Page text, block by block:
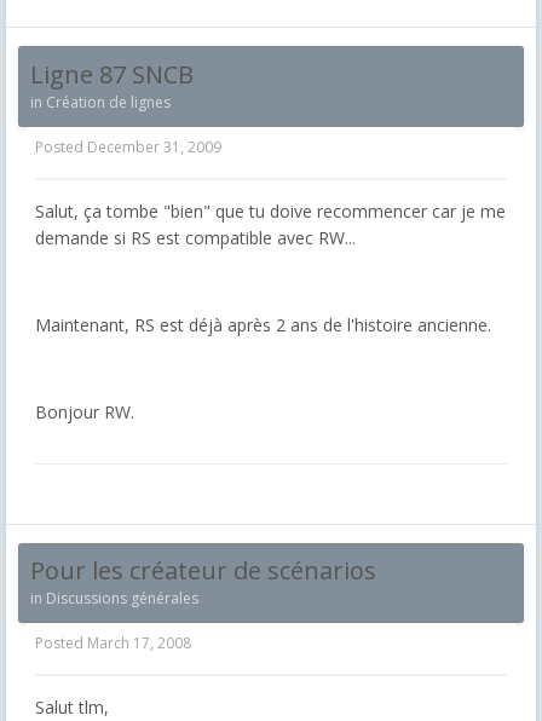
Ligne 87 SNCB
in Création de lignes
Posted December 31, 2009
Salut, ça tombe "bien" que tu doive recommencer car je me
demande si RS est compatible avec RW...
Maintenant, RS est déjà après 2 ans de l'histoire ancienne.
Bonjour RW.
Pour les créateur de scénarios
in Discussions générales
Posted March 17, 2008
Salut tlm,